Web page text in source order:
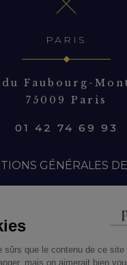
sûrs que le contenu de ce
mais on aimerait bien
PARIS
du Faubourg-
75009 Paris
01 42 74 69 93
GÉNÉRALES